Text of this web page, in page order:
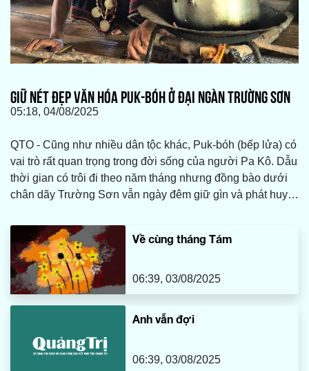
GIỮ NÉT ĐẸP VĂN HÓA PUK-BÓH Ở ĐẠI NGÀN TRƯỜNG SƠN
05:18, 04/08/2025
QTO - Cũng như nhiều dân tộc khác, Puk-bóh (bếp lửa) có
vai trò rất quan trọng trong đời sống của người Pa Kô. Dẫu
thời gian có trôi đi theo năm tháng nhưng đồng bào dưới
chân dãy Trường Sơn vẫn ngày đêm giữ gìn và phát huy
thương mà cha ông dày công vun đắp qua bao đời…
Về cùng tháng Tám
06:39, 03/08/2025
Anh vẫn đợi
06:39, 03/08/2025